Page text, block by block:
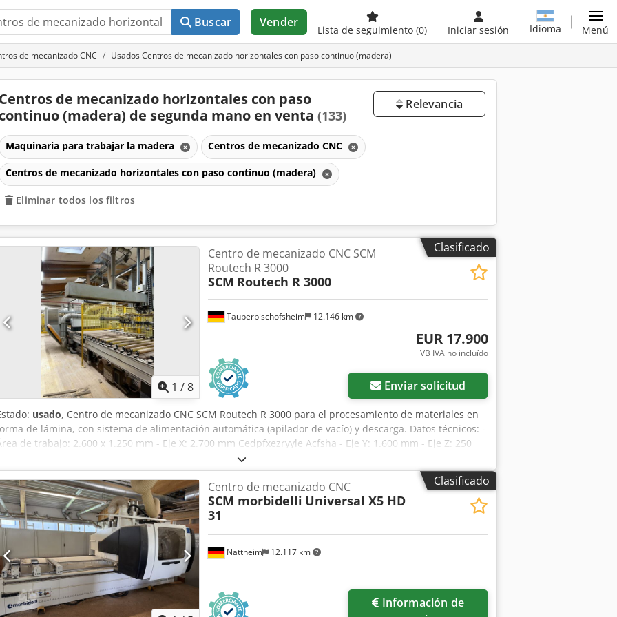
Buscar Vender
Lista de seguimiento (0) Iniciar sesión Idioma Menú
de mecanizado CNC Usados Centros de mecanizado horizontales con paso continuo (madera)
Centros de mecanizado horizontales con paso
continuo (madera) de segunda mano en venta (133)
Relevancia
Maquinaria para trabajar la madera Centros de mecanizado CNC
Centros de mecanizado horizontales con paso continuo (madera)
Eliminar todos los filtros
Clasificado
1 /8
Tauberbischofsheim 12.146 km
Centro de mecanizado CNC SCM
Routech R 3000
SCM Routech R 3000
EUR 17.900
VB IVA no incluído
Enviar solicitud
usado, Centro de mecanizado CNC SCM Routech R 3000 para el procesamiento de materiales en
de lámina, con sistema de alimentación automática (apilador de vacío) y descarga. Datos técnicos: -
de trabajo: 2.600 x 1.250 mm - Eje X: 2.700 mm Cedpfxezryyle Acfsha - Eje Y: 1.600 mm - Eje Z: 250
mm - Motor del husillo: 7,5 kW - Avance: máx. 38 m/min - Video: disponible bajo petición.
Clasificado
Nattheim 12.117 km
Centro de mecanizado CNC
SCM morbidelli Universal X5 HD
31